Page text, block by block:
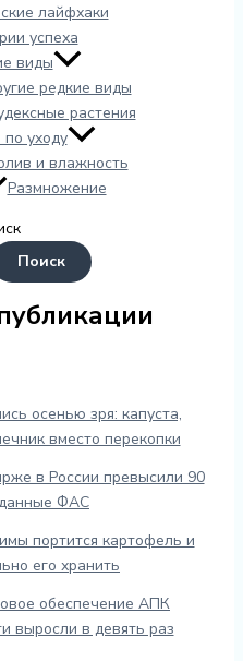
лайфхаки
успеха
виды
редкие виды
растения
уходу
и влажность
Размножение
Поиск
осенью зря: капуста,
вместо перекопки
в России превысили 90
ФАС
портится картофель и
его хранить
обеспечение АПК
выросли в девять раз